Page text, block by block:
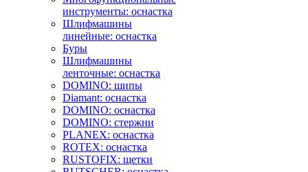
инструменты: оснастка
Шлифмашины
линейные: оснастка
Буры
Шлифмашины
ленточные: оснастка
DOMINO: шипы
Diamant: оснастка
DOMINO: оснастка
DOMINO: стержни
PLANEX: оснастка
ROTEX: оснастка
RUSTOFIX: щетки